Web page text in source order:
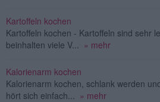
Kartoffeln kochen
Kartoffeln kochen - Kartoffeln sind sehr
beinhalten viele V...
» mehr
Kalorienarm kochen
Kalorienarm kochen, schlank werden
hört sich einfach...
» mehr